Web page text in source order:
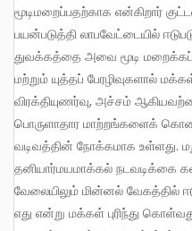
மூடிமறைப்பதற்காக என்கிறார்
பயன்படுத்தி லாபவேட்டையில்
துவக்கத்தை அவை மூடி
மற்றும் யுத்தப் பேரழிவுகளால்
விரக்தியுணர்வு, அச்சம்
பொருளாதார மாற்றங்களைக்
வடிவத்தின் நோக்கமாக உள்ளது.
தனியார்மயமாக்கல் நடவடிக்கை
வேலையிலும் மின்னல் வேகத்தில்
எது என்று மக்கள் புரிந்து